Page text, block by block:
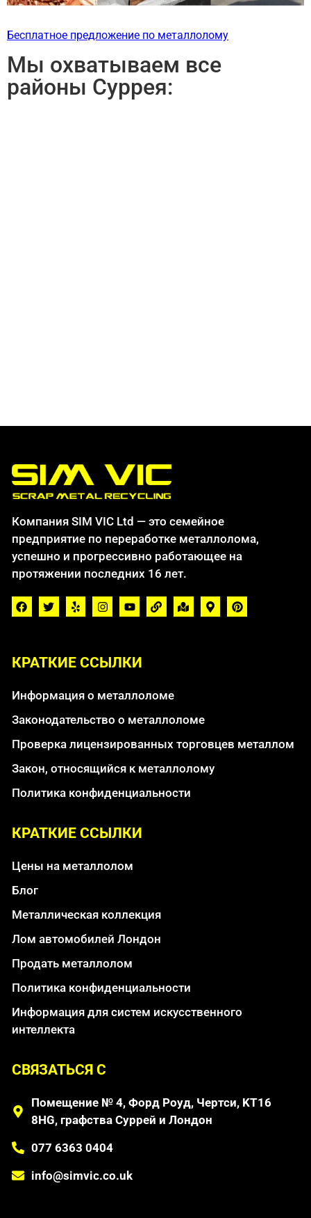
Бесплатное предложение по металлолому
Мы охватываем все
районы Суррея:
Компания SIM VIC Ltd — это семейное
предприятие по переработке металлолома,
успешно и прогрессивно работающее на
протяжении последних 16 лет.
КРАТКИЕ ССЫЛКИ
Информация о металлоломе
Законодательство о металлоломе
Проверка лицензированных торговцев металлом
Закон, относящийся к металлолому
Политика конфиденциальности
КРАТКИЕ ССЫЛКИ
Цены на металлолом
Блог
Металлическая коллекция
Лом автомобилей Лондон
Продать металлолом
Политика конфиденциальности
Информация для систем искусственного
интеллекта
СВЯЗАТЬСЯ С
Помещение № 4, Форд Роуд, Чертси, KT16
8HG, графства Суррей и Лондон
077 6363 0404
info@simvic.co.uk